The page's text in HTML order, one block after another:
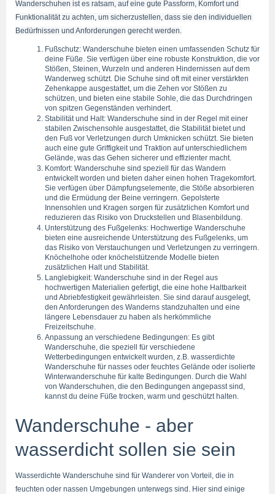
Wanderschuhen ist es ratsam, auf eine gute Passform, Komfort und
Funktionalität zu achten, um sicherzustellen, dass sie den individuellen
Bedürfnissen und Anforderungen gerecht werden.
Fußschutz: Wanderschuhe bieten einen umfassenden Schutz für
deine Füße. Sie verfügen über eine robuste Konstruktion, die vor
Stößen, Steinen, Wurzeln und anderen Hindernissen auf dem
Wanderweg schützt. Die Schuhe sind oft mit einer verstärkten
Zehenkappe ausgestattet, um die Zehen vor Stößen zu
schützen, und bieten eine stabile Sohle, die das Durchdringen
von spitzen Gegenständen verhindert.
Stabilität und Halt: Wanderschuhe sind in der Regel mit einer
stabilen Zwischensohle ausgestattet, die Stabilität bietet und
den Fuß vor Verletzungen durch Umknicken schützt. Sie bieten
auch eine gute Griffigkeit und Traktion auf unterschiedlichem
Gelände, was das Gehen sicherer und effizienter macht.
Komfort: Wanderschuhe sind speziell für das Wandern
entwickelt worden und bieten daher einen hohen Tragekomfort.
Sie verfügen über Dämpfungselemente, die Stöße absorbieren
und die Ermüdung der Beine verringern. Gepolsterte
Innensohlen und Kragen sorgen für zusätzlichen Komfort und
reduzieren das Risiko von Druckstellen und Blasenbildung.
Unterstützung des Fußgelenks: Hochwertige Wanderschuhe
bieten eine ausreichende Unterstützung des Fußgelenks, um
das Risiko von Verstauchungen und Verletzungen zu verringern.
Knöchelhohe oder knöchelstützende Modelle bieten
zusätzlichen Halt und Stabilität.
Langlebigkeit: Wanderschuhe sind in der Regel aus
hochwertigen Materialien gefertigt, die eine hohe Haltbarkeit
und Abriebfestigkeit gewährleisten. Sie sind darauf ausgelegt,
den Anforderungen des Wanderns standzuhalten und eine
längere Lebensdauer zu haben als herkömmliche
Freizeitschuhe.
Anpassung an verschiedene Bedingungen: Es gibt
Wanderschuhe, die speziell für verschiedene
Wetterbedingungen entwickelt wurden, z.B. wasserdichte
Wanderschuhe für nasses oder feuchtes Gelände oder isolierte
Winterwanderschuhe für kalte Bedingungen. Durch die Wahl
von Wanderschuhen, die den Bedingungen angepasst sind,
kannst du deine Füße trocken, warm und geschützt halten.
Wanderschuhe - aber
wasserdicht sollen sie sein
Wasserdichte Wanderschuhe sind für Wanderer von Vorteil, die in
feuchten oder nassen Umgebungen unterwegs sind. Hier sind einige